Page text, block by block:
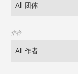
作者